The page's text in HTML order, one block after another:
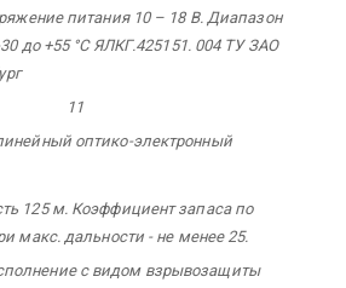
питания 10 – 18 В. Диапазон
до +55 °С ЯЛКГ.425151.004 ТУ ЗАО
11
оптико-электронный
125 м. Коэффициент запаса по
макс. дальности - не менее 25.
с видом взрывозащиты